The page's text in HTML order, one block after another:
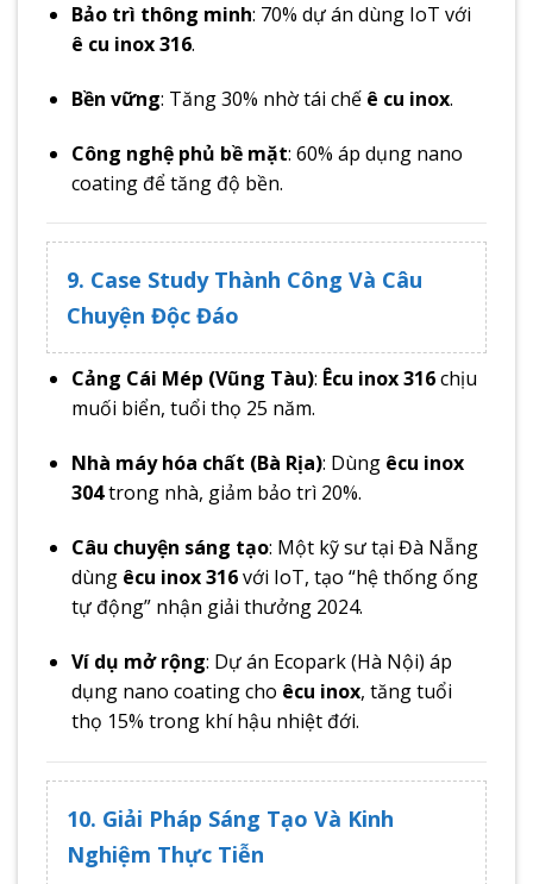
Bảo trì thông minh: 70% dự án dùng IoT với
ê cu inox 316.
Bền vững: Tăng 30% nhờ tái chế ê cu inox.
Công nghệ phủ bề mặt: 60% áp dụng nano
coating để tăng độ bền.
9. Case Study Thành Công Và Câu
Chuyện Độc Đáo
Cảng Cái Mép (Vũng Tàu): Êcu inox 316chịu
muối biển, tuổi thọ 25 năm.
Nhà máy hóa chất (Bà Rịa): Dùng êcu inox
304trong nhà, giảm bảo trì 20%.
Câu chuyện sáng tạo: Một kỹ sư tại Đà Nẵng
dùng êcu inox 316với IoT, tạo “hệ thống ống
tự động” nhận giải thưởng 2024.
Ví dụ mở rộng: Dự án Ecopark (Hà Nội) áp
dụng nano coating cho êcu inox, tăng tuổi
thọ 15% trong khí hậu nhiệt đới.
10. Giải Pháp Sáng Tạo Và Kinh
Nghiệm Thực Tiễn